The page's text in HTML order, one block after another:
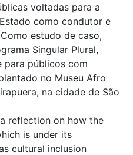
voltadas para a
como condutor e
estudo de caso,
Singular Plural,
para públicos com
no Museu Afro
na cidade de São
reflection on how the
is under its
cultural inclusion